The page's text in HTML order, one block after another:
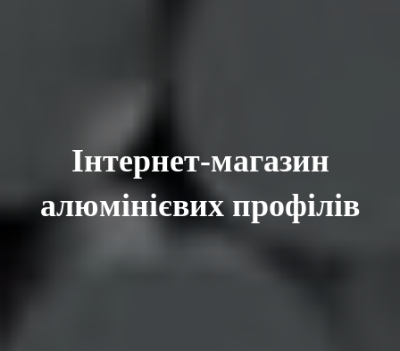
Інтернет-магазин
алюмінієвих профілів